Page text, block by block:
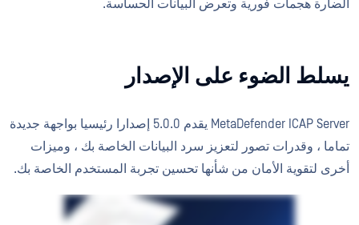
الضارة هجمات فورية وتعرض البيانات الحساسة.
يسلط الضوء على الإصدار
MetaDefender ICAP Server يقدم 5.0.0 إصدارا رئيسيا بواجهة جديدة
تماما ، وقدرات تصور لتعزيز سرد البيانات الخاصة بك ، وميزات
أخرى لتقوية الأمان من شأنها تحسين تجربة المستخدم الخاصة بك.